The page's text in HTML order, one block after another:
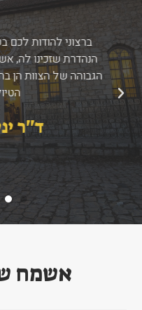
ברצוני להודות לכם
הנהדרת שזכינו לה,
הגבוהה של הצוות הן
ד''ר
הקודם
אשמח